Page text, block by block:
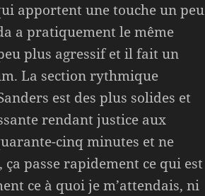
apportent une touche un peu
a pratiquement le même
plus agressif et il fait un
La section rythmique
est des plus solides et
rendant justice aux
cinq minutes et ne
passe rapidement ce qui est
ce à quoi je m’attendais, ni